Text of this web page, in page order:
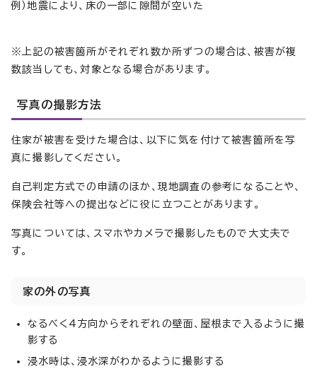
例）地震により、床の一部に隙間が空いた
※上記の被害箇所がそれぞれ数か所ずつの場合は、被害が複
数該当しても、対象となる場合があります。
写真の撮影方法
住家が被害を受けた場合は、以下に気を付けて被害箇所を写
真に撮影してください。
自己判定方式での申請のほか、現地調査の参考になることや、
保険会社等への提出などに役に立つことがあります。
写真については、スマホやカメラで撮影したもので大丈夫で
す。
家の外の写真
なるべく4方向からそれぞれの壁面、屋根まで入るように撮
影する
浸水時は、浸水深がわかるように撮影する